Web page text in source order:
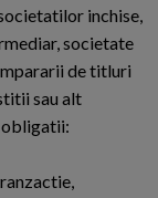
inchise,
societate
de titluri
sau alt
obligatii: